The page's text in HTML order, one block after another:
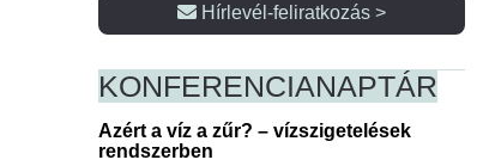
Hírlevél-feliratkozás >
KONFERENCIANAPTÁR
Azért a víz a zűr? – vízszigetelések
rendszerben